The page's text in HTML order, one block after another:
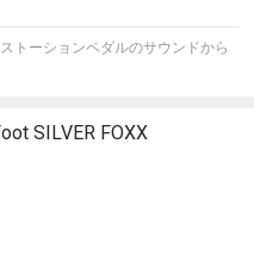
トーションペダルのサウンドから
SILVER FOXX